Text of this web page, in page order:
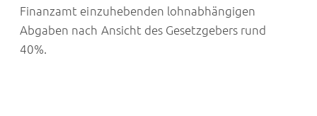
Finanzamt einzuhebenden lohnabhängigen
Abgaben nach Ansicht des Gesetzgebers rund
40%.